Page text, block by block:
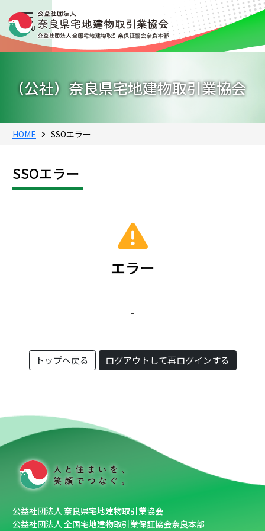
（公社）奈良県宅地建物取引業協会
HOME SSOエラー
SSOエラー
エラー
-
トップへ戻る ログアウトして再ログインする
公益社団法人 奈良県宅地建物取引業協会
公益社団法人 全国宅地建物取引業保証協会奈良本部